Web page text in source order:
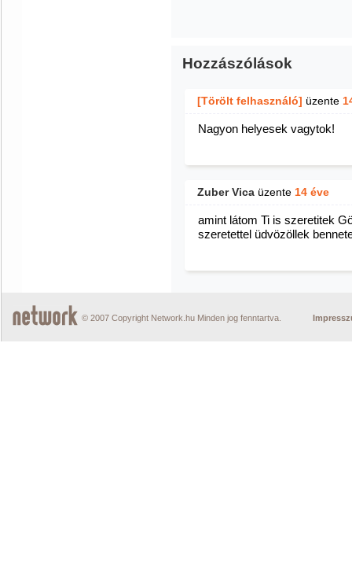
Hozzászólások
[Törölt felhasználó] üzente
Nagyon helyesek vagytok!
Zuber Vica üzente 14 éve
amint látom Ti is szeretitek
szeretettel üdvözöllek
© 2007 Copyright Network.hu Minden jog fenntartva.